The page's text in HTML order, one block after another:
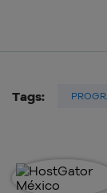
Tags: